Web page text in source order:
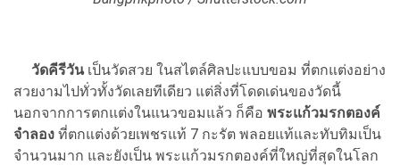
วัดคีรีวันเป็นวัดสวย ในสไตล์ศิลปะแบบขอม ที่ตกแต่งอย่าง
สวยงามไปทั่วทั้งวัดเลยทีเดียว แต่สิ่งที่โดดเด่นของวัดนี้
นอกจากการตกแต่งในแนวขอมแล้ว ก็คือ พระแก้วมรกตองค์
จำลอง ที่ตกแต่งด้วยเพชรแท้ 7 กะรัต พลอยแท้และทับทิมเป็น
จำนวนมาก และยังเป็น พระแก้วมรกตองค์ที่ใหญ่ที่สุดในโลก